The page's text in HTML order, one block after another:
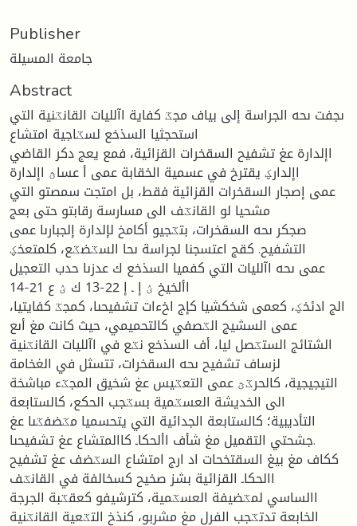
Publisher
جامعة المسيلة
Abstract
ىجفت ىحه الجراسة إلى بياف مجػ كفاية اآلليات القانػنية التي
استحجثيا السذخع لسػاجية امتشاع
اإلدارة عغ تشفيح السقخرات القزائية، فمع يعج دكر القاضي
اإلدارؼ يقترخ في عسمية الخقابة عمى أ عساؿ اإلدارة
عمى إصجار السقخرات القزائية فقط، بل امتجت سمصتو التي
مشحيا لو القانػف الى مسارسة رقابتو حتى بعج
صجكر ىحه السقخرات، بتػجيو أكامخ لإلدارة إلجبارىا عمى
التشفيح. كقج اعتسجنا لجراسة ىحا السػضػع، كلمتعخؼ
عمى ىحه اآلليات التي كفميا السذخع ك عدزىا حدب التعجيل
األخيخ ؽ إ ـ إ 22-13 ك ؽ ع 21-14
الج ادئخؼ، كعمى شخكشيا كإج اخءات تشفيحىا، كمجػ كفايتيا،
عمى السشيج الػصفي كالتحميمي، حيث كانت مغ أىع
الشتائج الستػصل ليا، أف السذخع نػع في اآلليات القانػنية
لزساف تشفيح ىحه السقخرات، تتسثل في الغخامة
التيجيجية، كالحرػؿ عمى التعػيس عغ شخيق المجػء مباشخة
الى الخديشة العسػمية بسػجب الحكع، كالستابعة
التأديبية؛ كالستابعة الجدائية التي يتحسميا مػضفػىا عغ
جشحتي التقميل مغ شأف األحكاـ كاالمتشاع عغ تشفيحىا.
ككاف مغ بيغ السقتخحات اد ارج امتشاع السػضف عغ تشفيح
االحكاـ القزائية بشز صخيح كسخالفة في القانػف
االساسي لمػضيفة العسػمية، كترشيفو كعقػبة الجرجة
الخابعة تدتػجب الفرل مغ مشربو، كنذخ التػعية القانػنية